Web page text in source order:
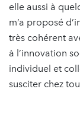
elle aussi à
m’a proposé
très cohérent
à l’innovation
individuel et
susciter chez